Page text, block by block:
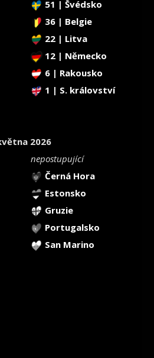
51 | Švédsko
36 | Belgie
22 | Litva
12 | Německo
6 | Rakousko
1 | S. království
2026
nepostupující
Černá Hora
Estonsko
Gruzie
Portugalsko
San Marino